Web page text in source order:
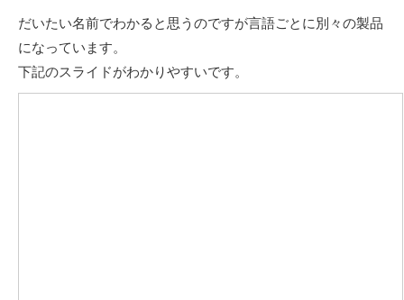
だいたい名前でわかると思うのですが言語ごとに別々の製品
になっています。
下記のスライドがわかりやすいです。